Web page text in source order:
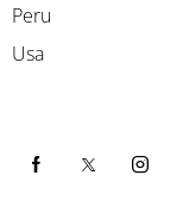
Peru
Usa